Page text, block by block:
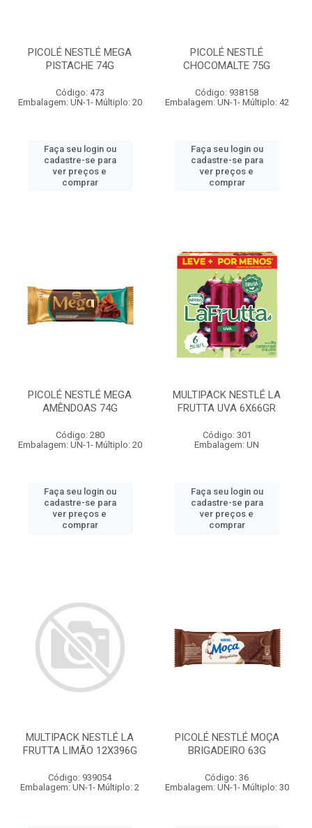
PICOLÉ NESTLÉ MEGA
PISTACHE 74G
Código: 473
Embalagem: UN-1- Múltiplo: 20
Faça seu login ou
cadastre-se para
ver preços e
comprar
PICOLÉ NESTLÉ
CHOCOMALTE 75G
Código: 938158
Embalagem: UN-1- Múltiplo: 42
Faça seu login ou
cadastre-se para
ver preços e
comprar
PICOLÉ NESTLÉ MEGA
AMÊNDOAS 74G
Código: 280
Embalagem: UN-1- Múltiplo: 20
Faça seu login ou
cadastre-se para
ver preços e
comprar
MULTIPACK NESTLÉ LA
FRUTTA UVA 6X66GR
Código: 301
Embalagem: UN
Faça seu login ou
cadastre-se para
ver preços e
comprar
MULTIPACK NESTLÉ LA
FRUTTA LIMÃO 12X396G
Código: 939054
Embalagem: UN-1- Múltiplo: 2
PICOLÉ NESTLÉ MOÇA
BRIGADEIRO 63G
Código: 36
Embalagem: UN-1- Múltiplo: 30